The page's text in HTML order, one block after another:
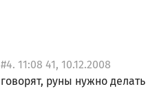
#4. 11:08 41, 10.12.2008
говорят, руны нужно